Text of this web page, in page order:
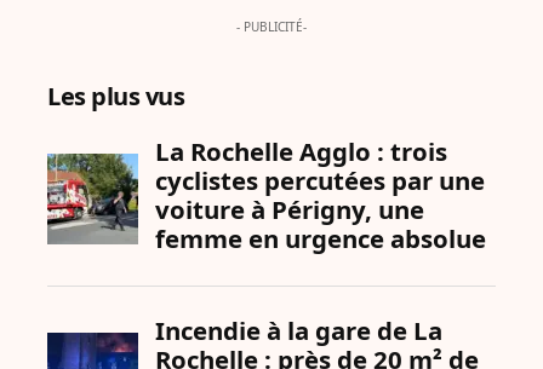
- PUBLICITÉ-
Les plus vus